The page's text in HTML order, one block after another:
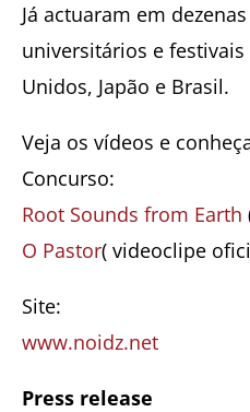
Já actuaram em
universitários e
Unidos, Japão e Brasil.
Veja os vídeos e
Concurso:
Root Sounds from Earth
O Pastor( videoclipe
Site:
www.noidz.net
Press release